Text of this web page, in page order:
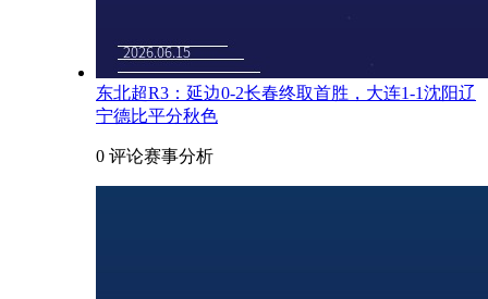
东北超R3：延边0-2长春终取首胜，大连1-1沈阳辽
宁德比平分秋色
0 评论赛事分析